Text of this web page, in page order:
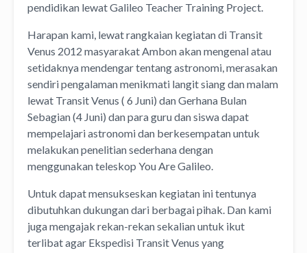
pendidikan lewat Galileo Teacher Training Project.
Harapan kami, lewat rangkaian kegiatan di Transit
Venus 2012 masyarakat Ambon akan mengenal atau
setidaknya mendengar tentang astronomi, merasakan
sendiri pengalaman menikmati langit siang dan malam
lewat Transit Venus ( 6 Juni) dan Gerhana Bulan
Sebagian (4 Juni) dan para guru dan siswa dapat
mempelajari astronomi dan berkesempatan untuk
melakukan penelitian sederhana dengan
menggunakan teleskop You Are Galileo.
Untuk dapat mensukseskan kegiatan ini tentunya
dibutuhkan dukungan dari berbagai pihak. Dan kami
juga mengajak rekan-rekan sekalian untuk ikut
terlibat agar Ekspedisi Transit Venus yang